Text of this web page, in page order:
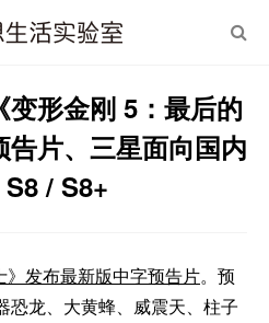
形金刚 5：最后的
片、三星面向国内
/ S8+
》发布最新版中字预告片。预
恐龙、大黄蜂、威震天、柱子